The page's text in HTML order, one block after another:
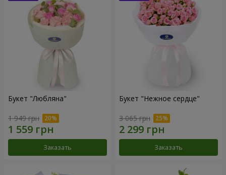
Букет "Любляна"
1 949 грн
Заказать
Букет "Нежное сердце"
3 065 грн
Заказать